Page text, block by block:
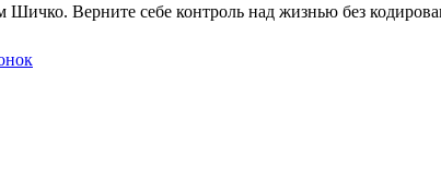
Шичко. Верните себе контроль над жизнью без